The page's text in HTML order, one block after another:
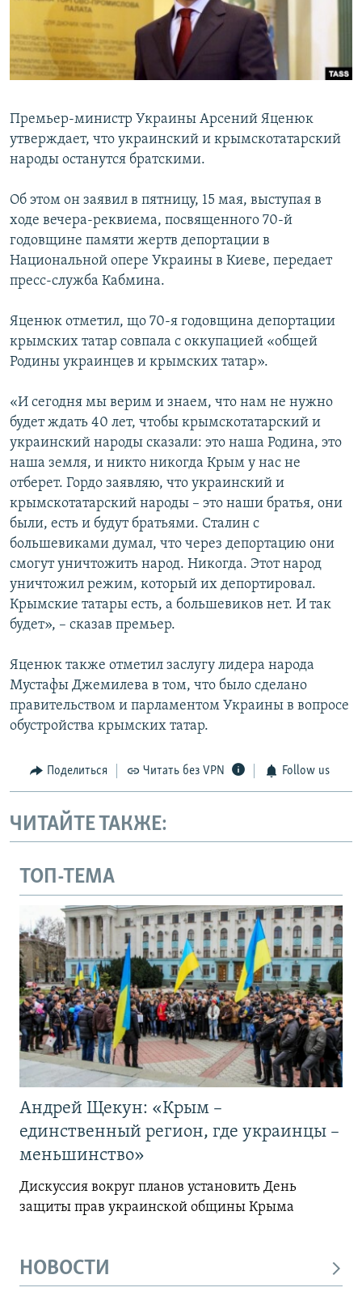
ПОБЕДИТЕЛЕЙ НЕ СУДЯТ?
КРЫМ.НЕПОКОРЕННЫЙ
ELIFBE
ПРИСОЕДИНЯЙТЕСЬ!
Все сайты RFE/RL
Премьер-министр Украины Арсений Яценюк
утверждает, что украинский и крымскотатарский
народы останутся братскими.
Об этом он заявил в пятницу, 15 мая, выступая в
ходе вечера-реквиема, посвященного 70-й
годовщине памяти жертв депортации в
Национальной опере Украины в Киеве, передает
пресс-служба Кабмина.
Яценюк отметил, що 70-я годовщина депортации
крымских татар совпала с оккупацией «общей
Родины украинцев и крымских татар».
«И сегодня мы верим и знаем, что нам не нужно
будет ждать 40 лет, чтобы крымскотатарский и
украинский народы сказали: это наша Родина, это
наша земля, и никто никогда Крым у нас не
отберет. Гордо заявляю, что украинский и
крымскотатарский народы – это наши братья, они
были, есть и будут братьями. Сталин с
большевиками думал, что через депортацию они
смогут уничтожить народ. Никогда. Этот народ
уничтожил режим, который их депортировал.
Крымские татары есть, а большевиков нет. И так
будет», – сказав премьер.
Яценюк также отметил заслугу лидера народа
Мустафы Джемилева в том, что было сделано
правительством и парламентом Украины в вопросе
обустройства крымских татар.
Поделиться Читать без VPN Follow us
ЧИТАЙТЕ ТАКЖЕ:
ТОП-ТЕМА
Андрей Щекун: «Крым –
единственный регион, где украинцы –
меньшинство»
Дискуссия вокруг планов установить День
защиты прав украинской общины Крыма
НОВОСТИ